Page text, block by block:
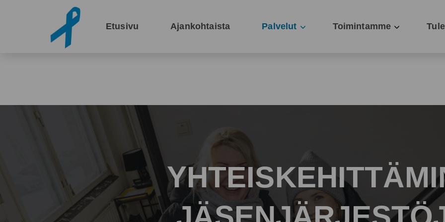
Etusivu Ajankohtaista Palvelut
Jäsenjärjestöavustus
Lakituki
Toimintamme